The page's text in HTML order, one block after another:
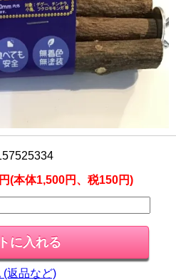
(本体1,500円、税150円)
(返品など)